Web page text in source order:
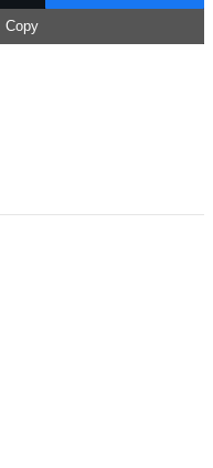
Copy